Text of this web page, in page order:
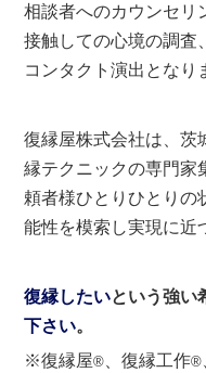
相談者へのカウンセリ
接触しての心境の調査
コンタクト演出となり
復縁屋株式会社は、茨
縁テクニックの専門家
頼者様ひとりひとりの
能性を模索し実現に近
復縁したいという強い
下さい。
※復縁屋® 、復縁工作®